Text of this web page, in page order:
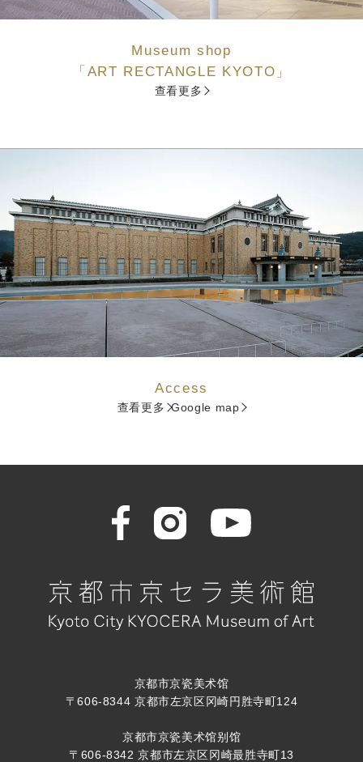
Museum shop
「ART RECTANGLE KYOTO」
查看更多
Access
查看更多 Google map
京都市京瓷美术馆
〒606-8344 京都市左京区冈崎円胜寺町124
京都市京瓷美术馆别馆
〒606-8342 京都市左京区冈崎最胜寺町13